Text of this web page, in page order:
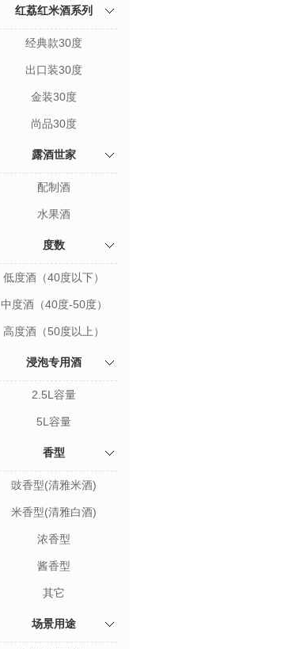
红荔红米酒系列
经典款30度
出口装30度
金装30度
尚品30度
露酒世家
配制酒
水果酒
度数
低度酒（40度以下）
中度酒（40度-50度）
高度酒（50度以上）
浸泡专用酒
2.5L容量
5L容量
香型
豉香型(清雅米酒)
米香型(清雅白酒)
浓香型
酱香型
其它
场景用途